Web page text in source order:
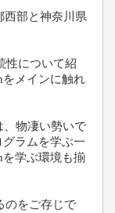
西部と神奈川県
性について紹
をメインに触れ
、物凄い勢いで
グラムを学ぶ一
を学ぶ環境も揃
のをご存じで